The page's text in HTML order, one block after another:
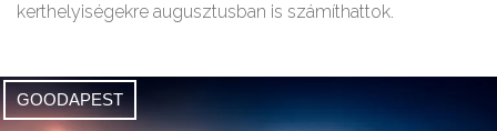
kerthelyiségekre augusztusban is számíthattok.
GOODAPEST